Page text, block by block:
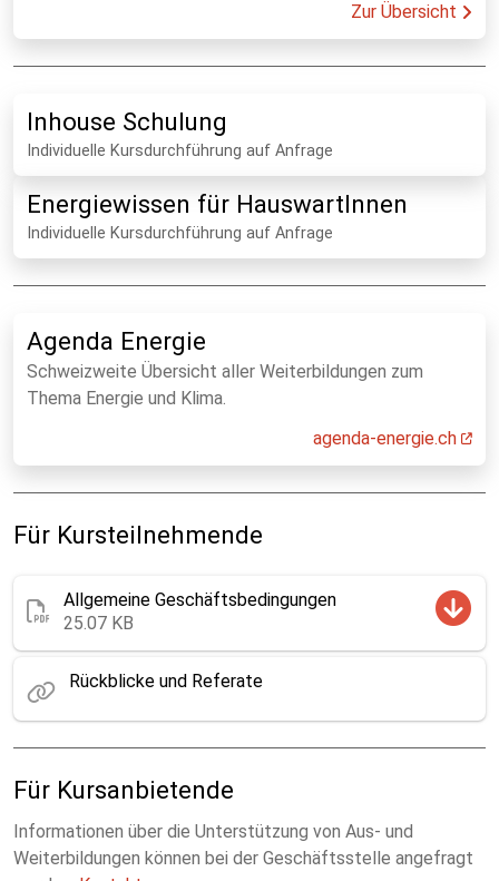
Zur Übersicht
Inhouse Schulung
Individuelle Kursdurchführung auf Anfrage
Energiewissen für HauswartInnen
Individuelle Kursdurchführung auf Anfrage
Agenda Energie
Schweizweite Übersicht aller Weiterbildungen zum
Thema Energie und Klima.
agenda-energie.ch
Für Kursteilnehmende
Allgemeine Geschäftsbedingungen
25.07 KB
Rückblicke und Referate
Für Kursanbietende
Informationen über die Unterstützung von Aus- und
Weiterbildungen können bei der Geschäftsstelle angefragt